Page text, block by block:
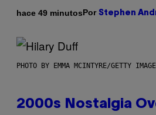
hace 49 minutosPor Stephen
PHOTO BY EMMA MCINTYRE/GETTY
2000s Nostalgia